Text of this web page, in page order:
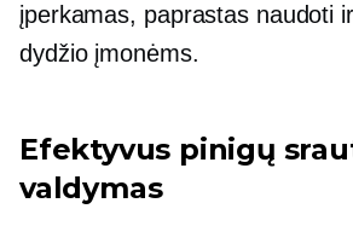
įperkamas, paprastas naudoti
dydžio įmonėms.
Efektyvus pinigų
valdymas